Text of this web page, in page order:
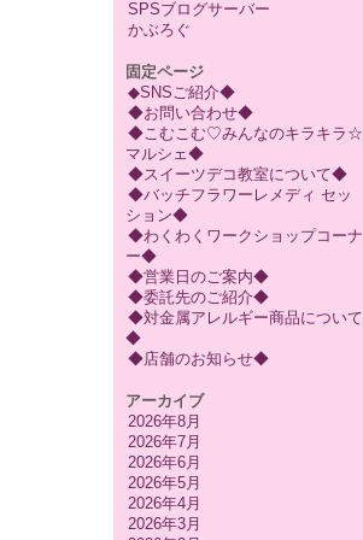
SPSブログサーバー
かぶろぐ
固定ページ
◆SNSご紹介◆
◆お問い合わせ◆
◆こむこむ♡みんなのキラキラ☆
マルシェ◆
◆スイーツデコ教室について◆
◆バッチフラワーレメディ セッ
ション◆
◆わくわくワークショップコーナ
ー◆
◆営業日のご案内◆
◆委託先のご紹介◆
◆対金属アレルギー商品について
◆
◆店舗のお知らせ◆
アーカイブ
2026年8月
2026年7月
2026年6月
2026年5月
2026年4月
2026年3月